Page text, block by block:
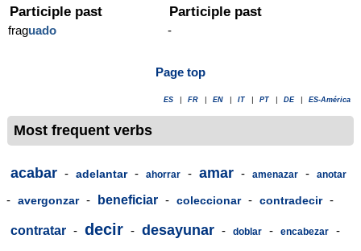
Participle past
fraguado
Participle past
-
Page top
ES FR EN IT PT DE ES-América
Most frequent verbs
acabar - adelantar - ahorrar - amar - amenazar - anotar
- avergonzar - beneficiar - coleccionar - contradecir -
contratar - decir - desayunar - doblar - encabezar -